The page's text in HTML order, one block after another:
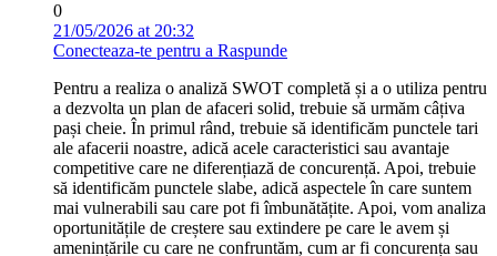
0
21/05/2026 at 20:32
Conecteaza-te pentru a Raspunde
Pentru a realiza o analiză SWOT completă și a o utiliza pentru
a dezvolta un plan de afaceri solid, trebuie să urmăm câțiva
pași cheie. În primul rând, trebuie să identificăm punctele tari
ale afacerii noastre, adică acele caracteristici sau avantaje
competitive care ne diferențiază de concurență. Apoi, trebuie
să identificăm punctele slabe, adică aspectele în care suntem
mai vulnerabili sau care pot fi îmbunătățite. Apoi, vom analiza
oportunitățile de creștere sau extindere pe care le avem și
amenințările cu care ne confruntăm, cum ar fi concurența sau